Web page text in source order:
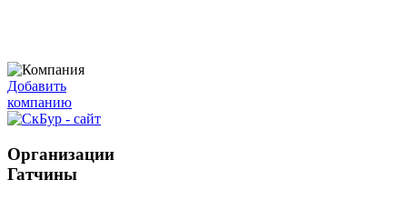
Добавить
компанию
Организации
Гатчины